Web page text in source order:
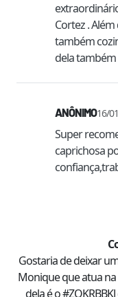
Cortez .
também
dela
ANÔNIMO16/
Super
caprichosa
Gostaria de deixar
Moniqueque atua na
dela é o #ZOKRBBKJ